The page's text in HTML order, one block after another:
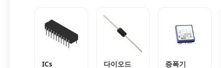
ICs 다이오드 증폭기